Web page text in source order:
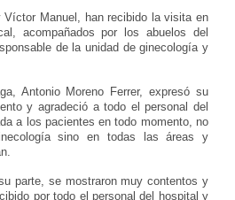
Manuel, han recibido la visita en
acompañados por los abuelos del
de la unidad de ginecología y
Antonio Moreno Ferrer, expresó su
y agradeció a todo el personal del
a los pacientes en todo momento, no
sino en todas las áreas y
parte, se mostraron muy contentos y
por todo el personal del hospital y